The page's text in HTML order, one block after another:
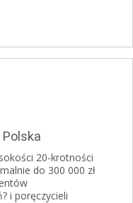
20-krotności
do 300 000 zł
i poręczycieli